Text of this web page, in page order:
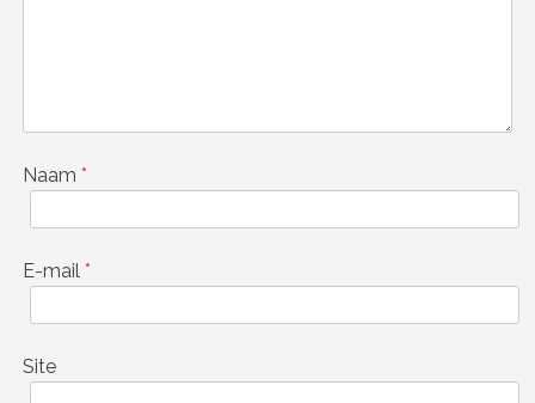
Naam *
E-mail *
Site